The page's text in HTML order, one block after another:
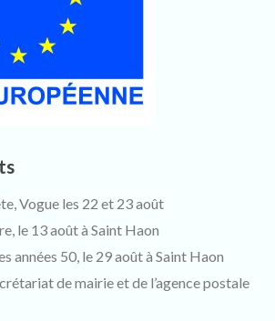
Vogue les 22 et 23 août
le 13 août à Saint Haon
années 50, le 29 août à Saint Haon
de mairie et de l’agence postale